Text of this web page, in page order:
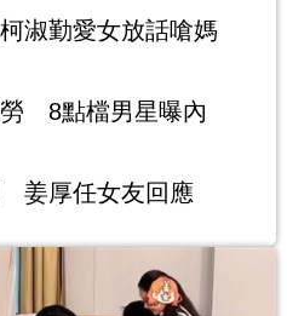
淑勤愛女放話嗆媽
勞 8點檔男星曝內
姜厚任女友回應